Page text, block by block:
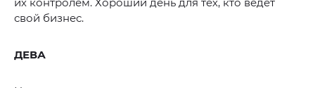
свой бизнес.
ДЕВА